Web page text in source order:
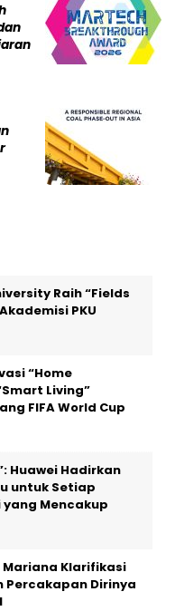
Raih “Fields
PKU
“Home
Living”
FIFA World Cup
Huawei Hadirkan
untuk Setiap
yang Mencakup
Mariana Klarifikasi
Percakapan Dirinya